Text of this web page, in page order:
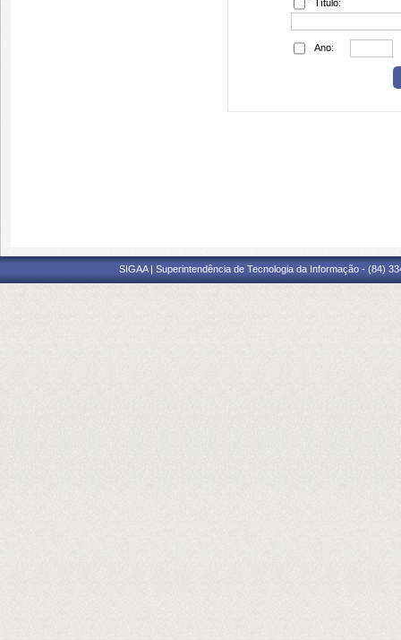
Título:
Ano:
SIGAA | Superintendência de Tecnologia da Informação - (84)